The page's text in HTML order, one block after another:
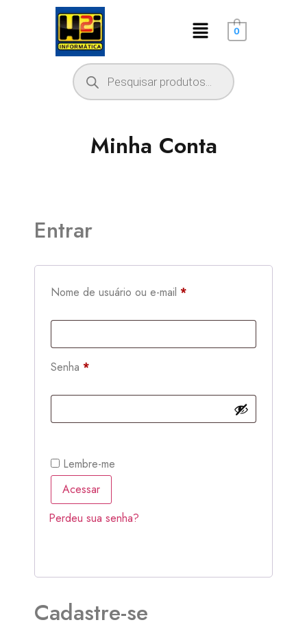
0
Minha Conta
Entrar
Nome de usuário ou e-mail *
Senha *
Lembre-me
Acessar
Perdeu sua senha?
Cadastre-se